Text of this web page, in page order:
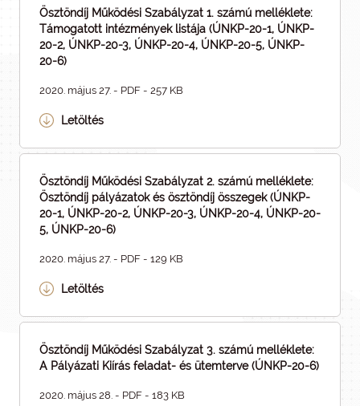
Ösztöndíj Működési Szabályzat 1. számú melléklete:
Támogatott intézmények listája (ÚNKP-20-1, ÚNKP-
20-2, ÚNKP-20-3, ÚNKP-20-4, ÚNKP-20-5, ÚNKP-
20-6)
2020. május 27. - PDF - 257 KB
Letöltés
Ösztöndíj Működési Szabályzat 2. számú melléklete:
Ösztöndíj pályázatok és ösztöndíj összegek (ÚNKP-
20-1, ÚNKP-20-2, ÚNKP-20-3, ÚNKP-20-4, ÚNKP-20-
5, ÚNKP-20-6)
2020. május 27. - PDF - 129 KB
Letöltés
Ösztöndíj Működési Szabályzat 3. számú melléklete:
A Pályázati Kiírás feladat- és ütemterve (ÚNKP-20-6)
2020. május 28. - PDF - 183 KB